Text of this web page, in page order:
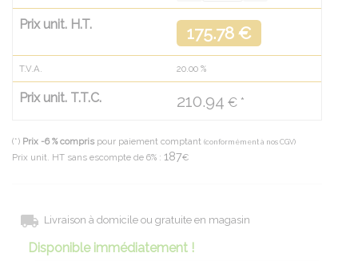
Prix unit. H.T. 175.78 €
T.V.A. 20.00 %
Prix unit. T.T.C. 210.94 € *
(*) Prix -6 % compris pour paiement comptant (conformément à nos CGV)
Prix unit. HT sans escompte de 6% : 187€
Livraison à domicile ou gratuite en magasin
Disponible immédiatement !